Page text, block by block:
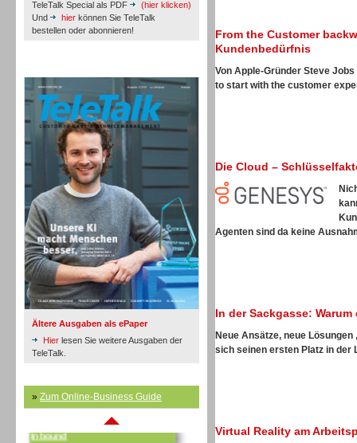
TeleTalk Special als PDF
(hier klicken)
Und
hier können Sie TeleTalk
bestellen oder abonnieren!
Ältere Ausgaben als ePaper
Hier lesen Sie weitere Ausgaben der
TeleTalk.
» Zum Online-Business Guide
Inbound
Inbound
From the Customer
Kundenbedürfnis
Von Apple-Gründer Steve
to start with the customer
Die Cloud –
Agenten sind da keine
In der Sackgasse:
Neue Ansätze, neue Lösungen
sich seinen ersten Platz in der
Virtual Reality am